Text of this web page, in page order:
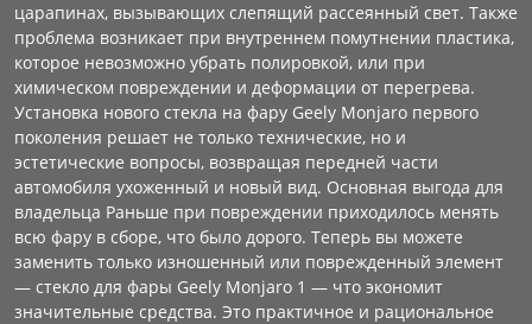
царапинах, вызывающих слепящий рассеянный свет. Также
проблема возникает при внутреннем помутнении пластика,
которое невозможно убрать полировкой, или при
химическом повреждении и деформации от перегрева.
Установка нового стекла на фару Geely Monjaro первого
поколения решает не только технические, но и
эстетические вопросы, возвращая передней части
автомобиля ухоженный и новый вид. Основная выгода для
владельца Раньше при повреждении приходилось менять
всю фару в сборе, что было дорого. Теперь вы можете
заменить только изношенный или поврежденный элемент
— стекло для фары Geely Monjaro 1 — что экономит
значительные средства. Это практичное и рациональное